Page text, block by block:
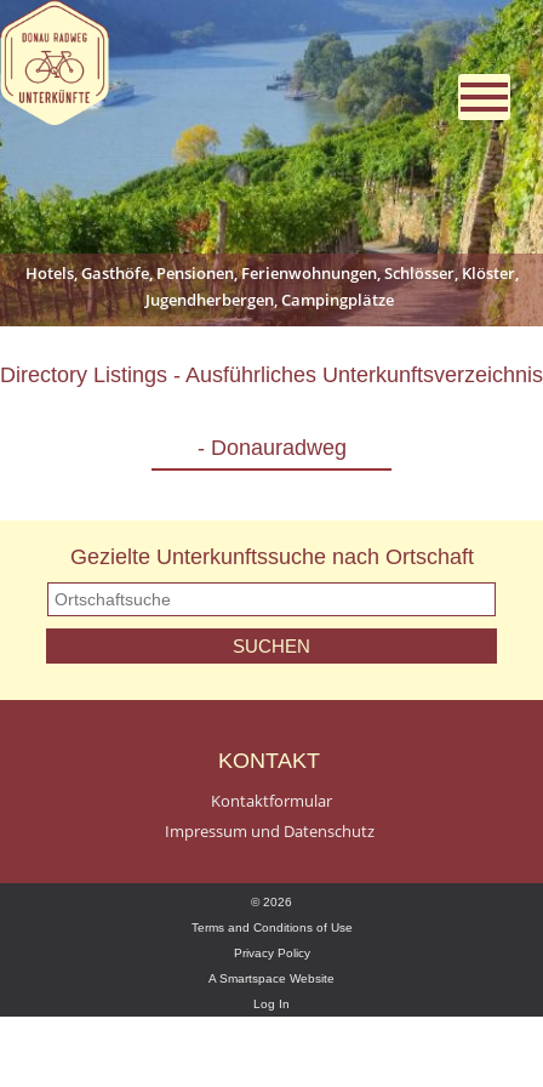
Hotels, Gasthöfe, Pensionen, Ferienwohnungen, Schlösser, Klöster,
Jugendherbergen, Campingplätze
Directory Listings - Ausführliches Unterkunftsverzeichnis
- Donauradweg
Gezielte Unterkunftssuche nach Ortschaft
KONTAKT
Kontaktformular
Impressum und Datenschutz
© 2026
Terms and Conditions of Use
Privacy Policy
A Smartspace Website
Log In